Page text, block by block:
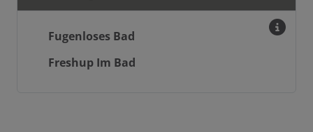
Fugenloses Bad
Freshup Im Bad